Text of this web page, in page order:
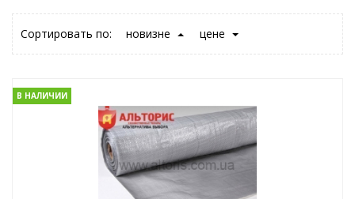
Сортировать по: новизне цене
В НАЛИЧИИ